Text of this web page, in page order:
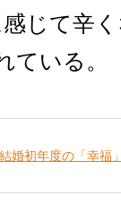
じて辛
ている。
婚初年度の「幸福